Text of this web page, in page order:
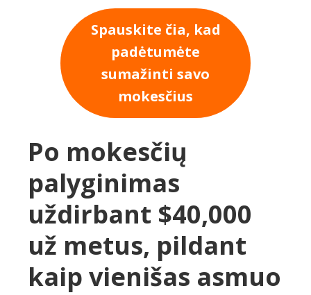
Spauskite čia, kad
padėtumėte
sumažinti savo
mokesčius
Po mokesčių
palyginimas
uždirbant $40,000
už metus, pildant
kaip vienišas asmuo